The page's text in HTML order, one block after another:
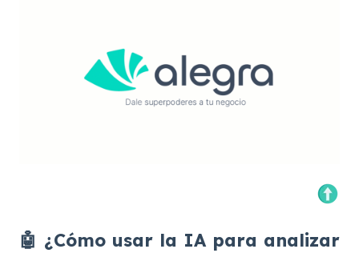
🤖 ¿Cómo usar la IA para analizar